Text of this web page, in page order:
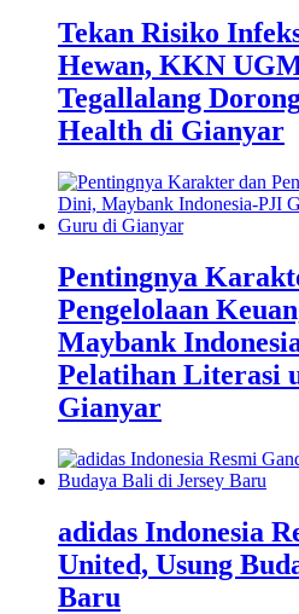
Tekan Risiko
Hewan, KKN
Tegallalang
Health di Gianyar
Pentingnya
Pengelolaan
Maybank
Pelatihan Literasi
Gianyar
adidas Indonesia
United, Usung
Baru